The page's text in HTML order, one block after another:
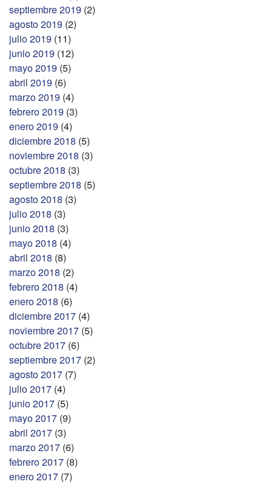
septiembre 2019 (2)
agosto 2019 (2)
julio 2019 (11)
junio 2019 (12)
mayo 2019 (5)
abril 2019 (6)
marzo 2019 (4)
febrero 2019 (3)
enero 2019 (4)
diciembre 2018 (5)
noviembre 2018 (3)
octubre 2018 (3)
septiembre 2018 (5)
agosto 2018 (3)
julio 2018 (3)
junio 2018 (3)
mayo 2018 (4)
abril 2018 (8)
marzo 2018 (2)
febrero 2018 (4)
enero 2018 (6)
diciembre 2017 (4)
noviembre 2017 (5)
octubre 2017 (6)
septiembre 2017 (2)
agosto 2017 (7)
julio 2017 (4)
junio 2017 (5)
mayo 2017 (9)
abril 2017 (3)
marzo 2017 (6)
febrero 2017 (8)
enero 2017 (7)